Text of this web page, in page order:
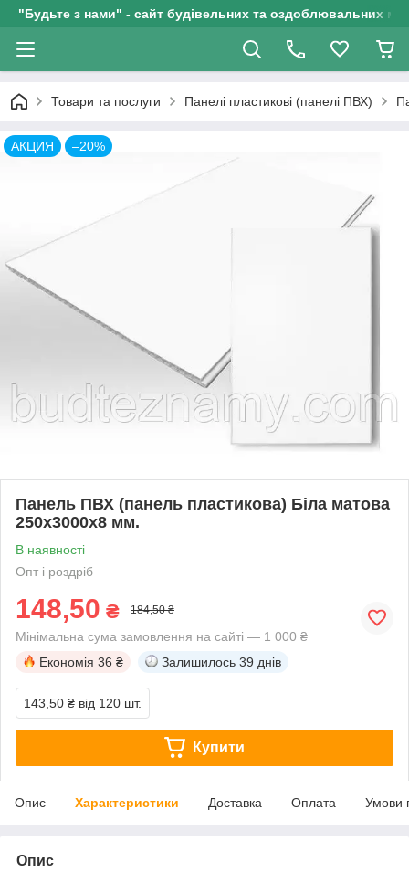
"Будьте з нами" - сайт будівельних та оздоблювальних
Товари та послуги Панелі пластикові (панелі ПВХ)
АКЦИЯ –20%
Панель ПВХ (панель пластикова) Біла матова
250х3000х8 мм.
В наявності
Опт і роздріб
148,50 ₴ 184,50 ₴
Мінімальна сума замовлення на сайті — 1 000 ₴
Економія 36 ₴ Залишилось 39 днів
143,50 ₴ від 120 шт.
Купити
Опис Характеристики Доставка Оплата Умови
Опис